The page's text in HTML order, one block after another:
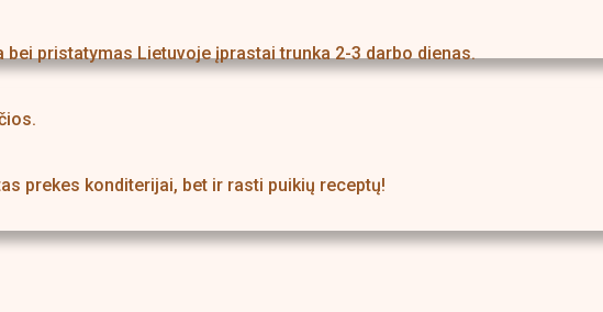
pristatymas Lietuvoje įprastai trunka 2-3 darbo dienas.
prekes konditerijai, bet ir rasti puikių receptų!